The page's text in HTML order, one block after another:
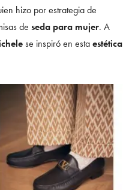
hizo por estrategia de
de seda para mujer. A
se inspiró en estaestética